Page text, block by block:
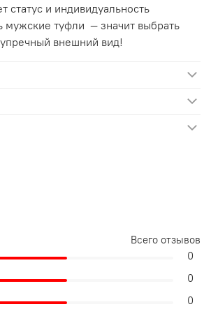
статус и индивидуальность
мужские туфли — значит выбрать
внешний вид!
Всего отзывов
0
0
0